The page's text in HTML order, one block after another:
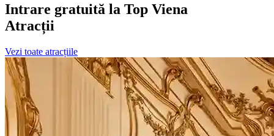
Intrare gratuită la Top Viena
Atracții
Vezi toate atracțiile